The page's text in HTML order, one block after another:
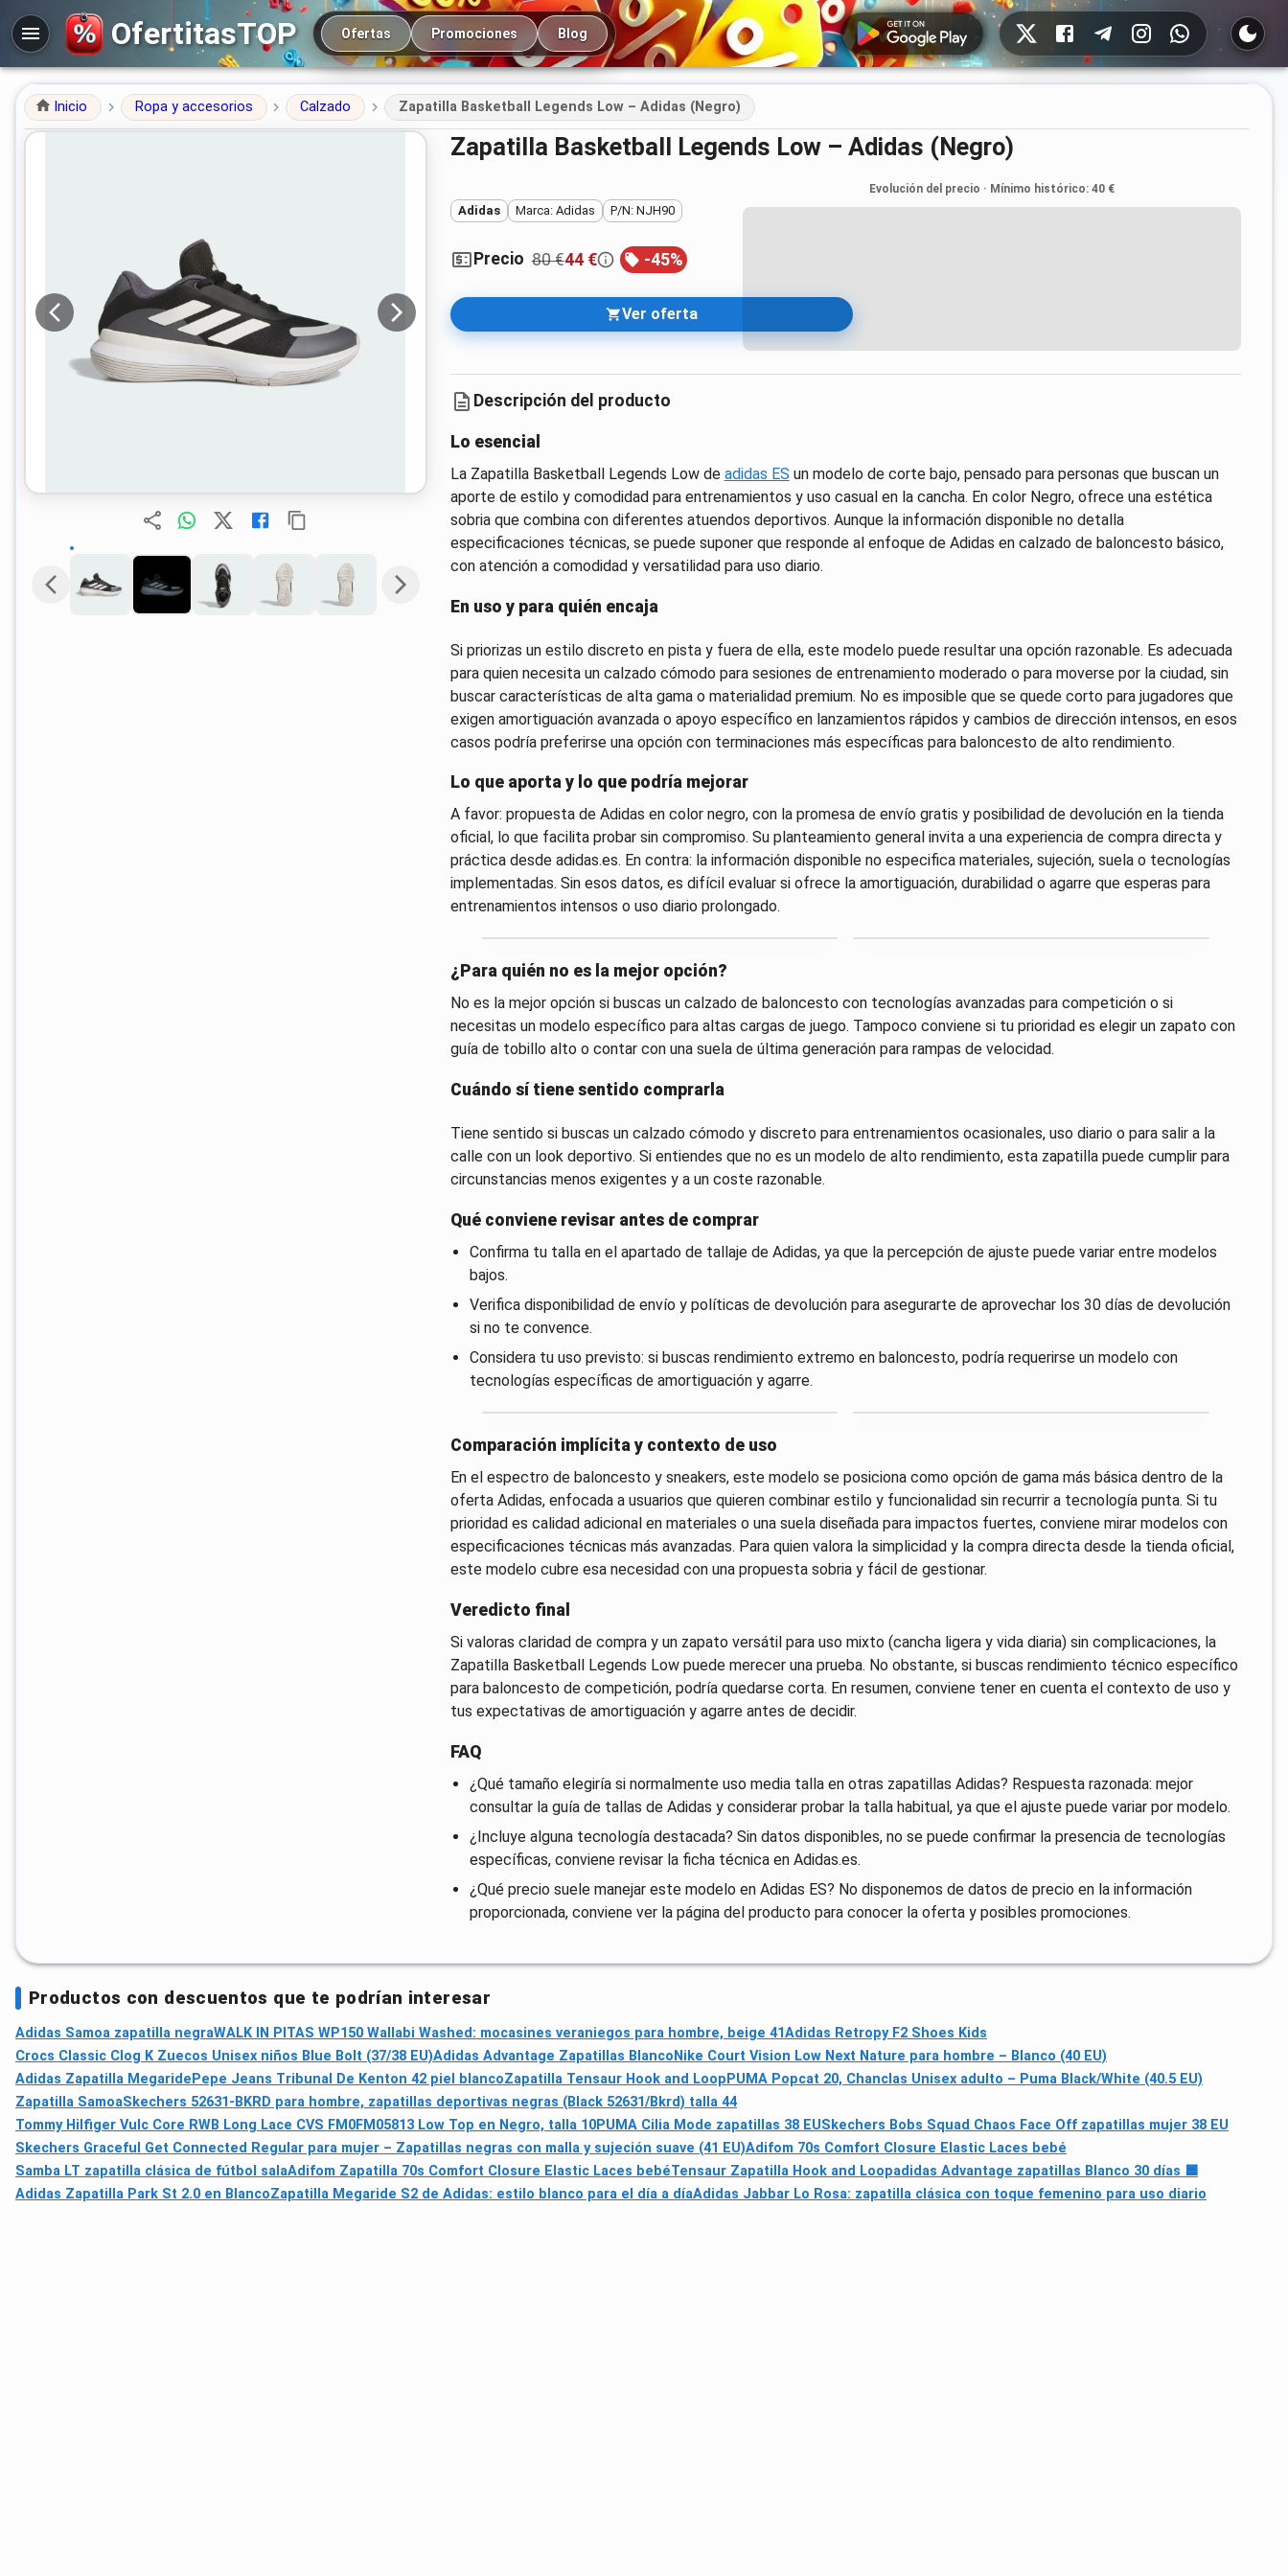
OfertitasTOP Navegación principal
Ofertas Promociones Blog
Redes sociales
Inicio Ropa y accesorios Calzado Zapatilla Basketball Legends Low – Adidas (Negro)
Zapatilla Basketball Legends Low – Adidas (Negro)
Adidas Marca: Adidas P/N: NJH90
Precio 80 €44 € -45%
Ver oferta
Evolución del precio · Mínimo histórico: 40 €
Descripción del producto
Lo esencial
La Zapatilla Basketball Legends Low de adidas ES un modelo de corte bajo, pensado para personas que buscan un
aporte de estilo y comodidad para entrenamientos y uso casual en la cancha. En color Negro, ofrece una estética
sobria que combina con diferentes atuendos deportivos. Aunque la información disponible no detalla
especificaciones técnicas, se puede suponer que responde al enfoque de Adidas en calzado de baloncesto básico,
con atención a comodidad y versatilidad para uso diario.
En uso y para quién encaja
Si priorizas un estilo discreto en pista y fuera de ella, este modelo puede resultar una opción razonable. Es adecuada
para quien necesita un calzado cómodo para sesiones de entrenamiento moderado o para moverse por la ciudad, sin
buscar características de alta gama o materialidad premium. No es imposible que se quede corto para jugadores que
exigen amortiguación avanzada o apoyo específico en lanzamientos rápidos y cambios de dirección intensos, en esos
casos podría preferirse una opción con terminaciones más específicas para baloncesto de alto rendimiento.
Lo que aporta y lo que podría mejorar
A favor: propuesta de Adidas en color negro, con la promesa de envío gratis y posibilidad de devolución en la tienda
oficial, lo que facilita probar sin compromiso. Su planteamiento general invita a una experiencia de compra directa y
práctica desde adidas.es. En contra: la información disponible no especifica materiales, sujeción, suela o tecnologías
implementadas. Sin esos datos, es difícil evaluar si ofrece la amortiguación, durabilidad o agarre que esperas para
entrenamientos intensos o uso diario prolongado.
¿Para quién no es la mejor opción?
No es la mejor opción si buscas un calzado de baloncesto con tecnologías avanzadas para competición o si
necesitas un modelo específico para altas cargas de juego. Tampoco conviene si tu prioridad es elegir un zapato con
guía de tobillo alto o contar con una suela de última generación para rampas de velocidad.
Cuándo sí tiene sentido comprarla
Tiene sentido si buscas un calzado cómodo y discreto para entrenamientos ocasionales, uso diario o para salir a la
calle con un look deportivo. Si entiendes que no es un modelo de alto rendimiento, esta zapatilla puede cumplir para
circunstancias menos exigentes y a un coste razonable.
Qué conviene revisar antes de comprar
Confirma tu talla en el apartado de tallaje de Adidas, ya que la percepción de ajuste puede variar entre modelos
bajos.
Verifica disponibilidad de envío y políticas de devolución para asegurarte de aprovechar los 30 días de devolución
si no te convence.
Considera tu uso previsto: si buscas rendimiento extremo en baloncesto, podría requerirse un modelo con
tecnologías específicas de amortiguación y agarre.
Comparación implícita y contexto de uso
En el espectro de baloncesto y sneakers, este modelo se posiciona como opción de gama más básica dentro de la
oferta Adidas, enfocada a usuarios que quieren combinar estilo y funcionalidad sin recurrir a tecnología punta. Si tu
prioridad es calidad adicional en materiales o una suela diseñada para impactos fuertes, conviene mirar modelos con
especificaciones técnicas más avanzadas. Para quien valora la simplicidad y la compra directa desde la tienda oficial,
este modelo cubre esa necesidad con una propuesta sobria y fácil de gestionar.
Veredicto final
Si valoras claridad de compra y un zapato versátil para uso mixto (cancha ligera y vida diaria) sin complicaciones, la
Zapatilla Basketball Legends Low puede merecer una prueba. No obstante, si buscas rendimiento técnico específico
para baloncesto de competición, podría quedarse corta. En resumen, conviene tener en cuenta el contexto de uso y
tus expectativas de amortiguación y agarre antes de decidir.
FAQ
¿Qué tamaño elegiría si normalmente uso media talla en otras zapatillas Adidas? Respuesta razonada: mejor
consultar la guía de tallas de Adidas y considerar probar la talla habitual, ya que el ajuste puede variar por modelo.
¿Incluye alguna tecnología destacada? Sin datos disponibles, no se puede confirmar la presencia de tecnologías
específicas, conviene revisar la ficha técnica en Adidas.es.
¿Qué precio suele manejar este modelo en Adidas ES? No disponemos de datos de precio en la información
proporcionada, conviene ver la página del producto para conocer la oferta y posibles promociones.
Productos con descuentos que te podrían interesar
Adidas Samoa zapatilla negraWALK IN PITAS WP150 Wallabi Washed: mocasines veraniegos para hombre, beige 41Adidas Retropy F2 Shoes Kids
Crocs Classic Clog K Zuecos Unisex niños Blue Bolt (37/38 EU)Adidas Advantage Zapatillas Blanco Nike Court Vision Low Next Nature para hombre – Blanco (40 EU)
Adidas Zapatilla Megaride Pepe Jeans Tribunal De Kenton 42 piel blancoZapatilla Tensaur Hook and Loop PUMA Popcat 20, Chanclas Unisex adulto – Puma Black/White (40.5 EU)
Zapatilla SamoaSkechers 52631-BKRD para hombre, zapatillas deportivas negras (Black 52631/Bkrd) talla 44
Tommy Hilfiger Vulc Core RWB Long Lace CVS FM0FM05813 Low Top en Negro, talla 10PUMA Cilia Mode zapatillas 38 EUSkechers Bobs Squad Chaos Face Off zapatillas mujer 38 EU
Skechers Graceful Get Connected Regular para mujer – Zapatillas negras con malla y sujeción suave (41 EU)Adifom 70s Comfort Closure Elastic Laces bebé
Samba LT zapatilla clásica de fútbol salaAdifom Zapatilla 70s Comfort Closure Elastic Laces bebéTensaur Zapatilla Hook and Loopadidas Advantage zapatillas Blanco 30 días 🟦
Adidas Zapatilla Park St 2.0 en BlancoZapatilla Megaride S2 de Adidas: estilo blanco para el día a díaAdidas Jabbar Lo Rosa: zapatilla clásica con toque femenino para uso diario